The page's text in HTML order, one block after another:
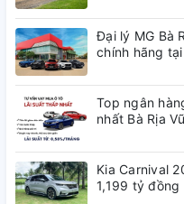
Đại lý MG Bà
chính hãng tại
Top ngân
nhất Bà Rịa
Kia Carnival
1,199 tỷ đồng